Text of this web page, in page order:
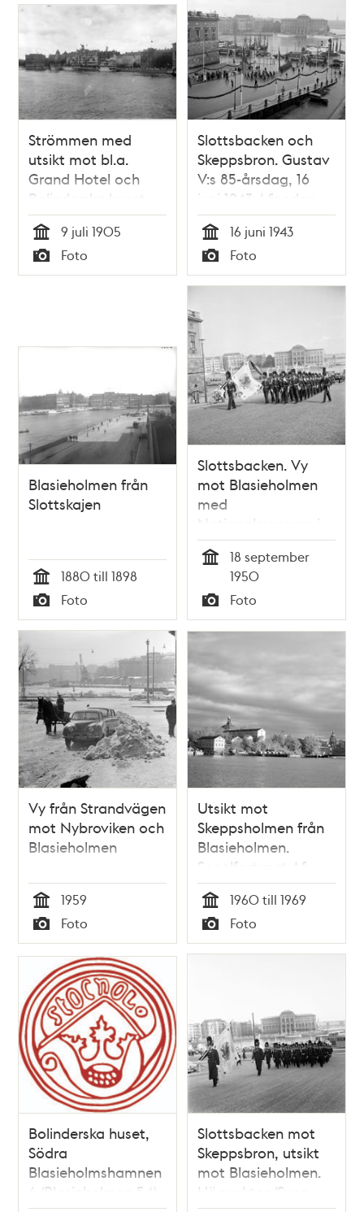
unionstiden. Här
ligger nu SAF-
borgen
Strömmen med
utsikt mot bl.a.
Grand Hotel och
Bolinderska huset.
Det flaggas på
Blasieholmen med
anledning av
prinsparet Gustaf
bröllop i England.
Tid
9 juli 1905
Typ
Foto
Slottsbacken och
Skeppsbron. Gustav
V:s 85-årsdag, 16
juni 1943. I fonden
Blasieholmen med
Nationalmuseum
Tid
16 juni 1943
Typ
Foto
Blasieholmen från
Slottskajen
Tid
1880 till 1898
Typ
Foto
Slottsbacken. Vy
mot Blasieholmen
med
Nationalmuseum i
fonden.
Vaktparaden går i
björnskinnsmössor
18 september
1950
Typ
Foto
Vy från Strandvägen
mot Nybroviken och
Blasieholmen
Tid
1959
Typ
Foto
Utsikt mot
Skeppsholmen från
Blasieholmen.
Segelfartyget Af
Chapman i
bakgrunden till
höger
Tid
1960 till 1969
Typ
Foto
Bolinderska huset,
Södra
Blasieholmshamnen
6 (Blasieholmen 54)
Slottsbacken mot
Skeppsbron, utsikt
mot Blasieholmen.
Högvakten/Svea